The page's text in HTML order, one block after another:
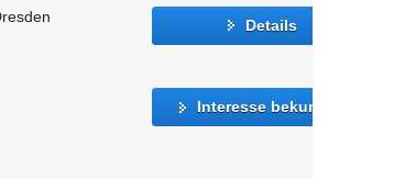
Details
Interesse bekunden